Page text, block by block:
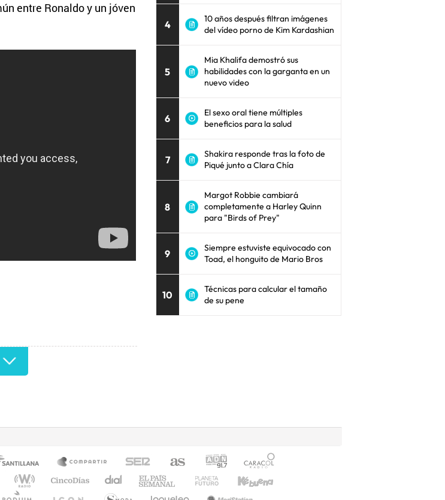
entre Ronaldo y un jóven
4
10 años después filtran imágenes
del vídeo porno de Kim Kardashian
5
Mia Khalifa demostró sus
habilidades con la garganta en un
nuevo video
6
El sexo oral tiene múltiples
beneficios para la salud
7
Shakira responde tras la foto de
Piqué junto a Clara Chía
8
Margot Robbie cambiará
completamente a Harley Quinn
para "Birds of Prey"
9
Siempre estuviste equivocado con
Toad, el honguito de Mario Bros
10
Técnicas para calcular el tamaño
de su pene